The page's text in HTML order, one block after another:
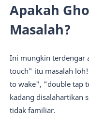
Apakah
Masalah?
Ini mungkin terdengar
touch" itu masalah
to wake", "double tap
kadang disalahartikan
tidak familiar.